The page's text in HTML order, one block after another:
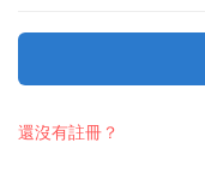
還沒有註冊？